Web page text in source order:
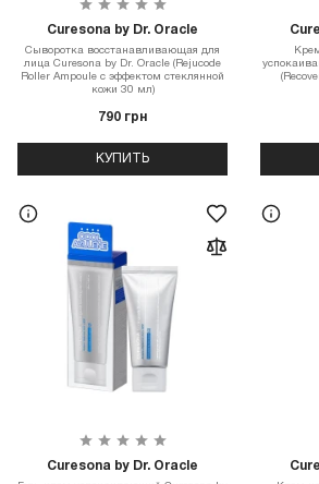
Curesona by Dr. Oracle
Сыворотка восстанавливающая для
лица Curesona by Dr. Oracle (Rejucode
Roller Ampoule с эффектом стеклянной
кожи 30 мл)
790 грн
КУПИТЬ
Curesona by Dr. Oracle